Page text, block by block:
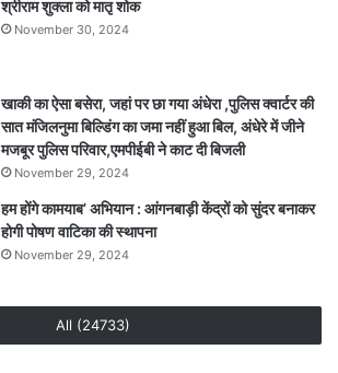
श्रीराम शुक्ला को मातृ शोक
November 30, 2024
खाकी का ऐसा बसेरा, जहां पर छा गया अंधेरा ,पुलिस क्वार्टर की
सात मंजिलनुमा बिल्डिंग का जमा नहीं हुआ बिल, अंधेरे में जीने
मजबूर पुलिस परिवार,एमपीईबी ने काट दी बिजली
November 29, 2024
हम होंगे कामयाब’ अभियान : आंगनबाड़ी केंद्रों को सुंदर बनाकर
होगी पोषण वाटिका की स्थापना
November 29, 2024
All (24733)